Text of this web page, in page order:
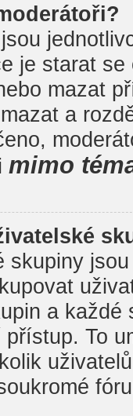
je starat
mazat
a
mimo
skupiny
a každé
To